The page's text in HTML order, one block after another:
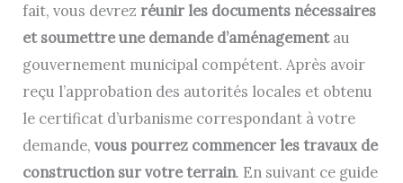
fait, vous devrez réunir les documents nécessaires
et soumettre une demande d’aménagementau
gouvernement municipal compétent. Après avoir
reçu l’approbation des autorités locales et obtenu
le certificat d’urbanisme correspondant à votre
demande,vous pourrez commencer les travaux de
construction sur votre terrain. En suivant ce guide